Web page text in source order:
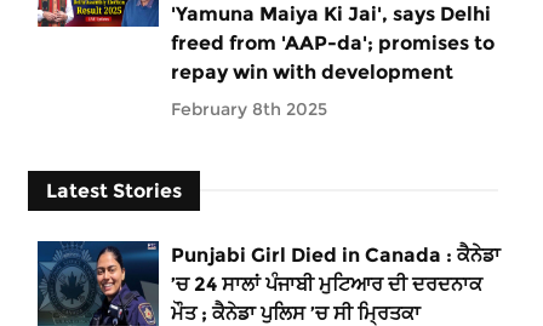
'Yamuna Maiya Ki Jai', says Delhi
freed from 'AAP-da'; promises to
repay win with development
February 8th 2025
Latest Stories
Punjabi Girl Died in Canada : ਕੈਨੇਡਾ
’ਚ 24 ਸਾਲਾਂ ਪੰਜਾਬੀ ਮੁਟਿਆਰ ਦੀ ਦਰਦਨਾਕ
ਮੌਤ ; ਕੈਨੇਡਾ ਪੁਲਿਸ ’ਚ ਸੀ ਮ੍ਰਿਤਕਾ